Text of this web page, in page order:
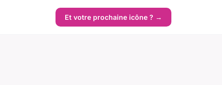
Et votre prochaine icône ? →